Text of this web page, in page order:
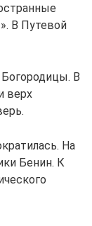
В Путевой
В
верх
На
Бенин. К